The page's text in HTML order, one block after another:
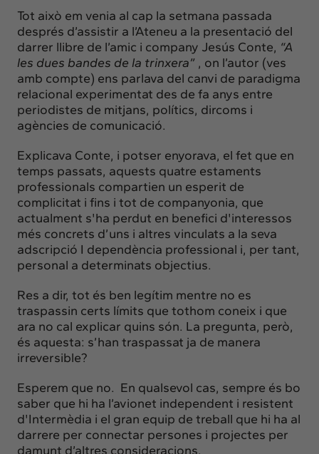
Tot això em venia al cap la setmana passada
després d’assistir a l’Ateneu a la presentació del
darrer llibre de l’amic i company Jesús Conte, “A
les dues bandes de la trinxera” , on l’autor (ves
amb compte) ens parlava del canvi de paradigma
relacional experimentat des de fa anys entre
periodistes de mitjans, polítics, dircoms i
agències de comunicació.
Explicava Conte, i potser enyorava, el fet que en
temps passats, aquests quatre estaments
professionals compartien un esperit de
complicitat i fins i tot de companyonia, que
actualment s'ha perdut en benefici d'interessos
més concrets d’uns i altres vinculats a la seva
adscripció I dependència professional i, per tant,
personal a determinats objectius.
Res a dir, tot és ben legítim mentre no es
traspassin certs límits que tothom coneix i que
ara no cal explicar quins són. La pregunta, però,
és aquesta: s’han traspassat ja de manera
irreversible?
Esperem que no. En qualsevol cas, sempre és bo
saber que hi ha l’avionet independent i resistent
d'Intermèdia i el gran equip de treball que hi ha al
darrere per connectar persones i projectes per
damunt d’altres consideracions.